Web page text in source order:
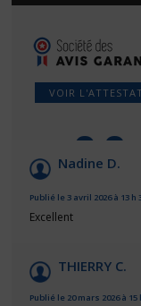
VOIR
9.8
Basé sur 102
Nadine D.
Publié le 3 avril 2026 à 13 h
Excellent
THIERRY C.
Publié le 20 mars 2026 à